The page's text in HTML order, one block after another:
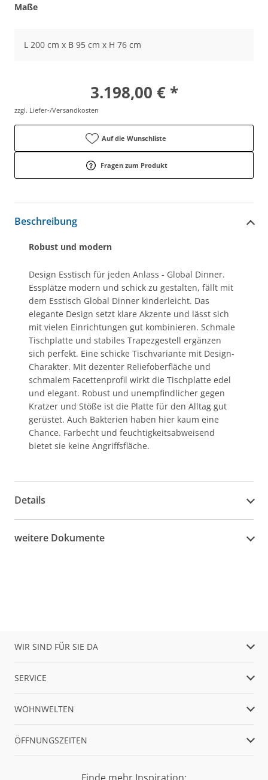
Maße
L 200 cm x B 95 cm x H 76 cm
3.198,00 € *
zzgl. Liefer-/Versandkosten
Auf die Wunschliste
Fragen zum Produkt
Beschreibung
Robust und modern
Design Esstisch für jeden Anlass - Global Dinner.
Essplätze modern und schick zu gestalten, fällt mit
dem Esstisch Global Dinner kinderleicht. Das
elegante Design setzt klare Akzente und lässt sich
mit vielen Einrichtungen gut kombinieren. Schmale
Tischplatte und stabiles Trapezgestell ergänzen
sich perfekt. Eine schicke Tischvariante mit Design-
Charakter. Mit dezenter Reliefoberfläche und
schmalem Facettenprofil wirkt die Tischplatte edel
und elegant. Robust und unempfindlicher gegen
Kratzer und Stöße ist die Platte für den Alltag gut
gerüstet. Auch Bakterien haben hier kaum eine
Chance. Farbecht und feuchtigkeitsabweisend
bietet sie keine Angriffsfläche.
Details
weitere Dokumente
WIR SIND FÜR SIE DA
SERVICE
WOHNWELTEN
ÖFFNUNGSZEITEN